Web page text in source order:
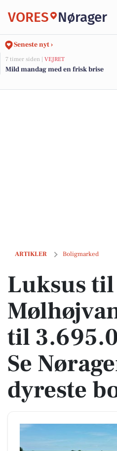
VORES Nørager
Seneste nyt ›
7 timer siden | VEJRET
Mild mandag med en frisk brise
ARTIKLER Boligmarked
Luksus til salg: Mølhøjvangen
Luksus til
til
Se
dyreste